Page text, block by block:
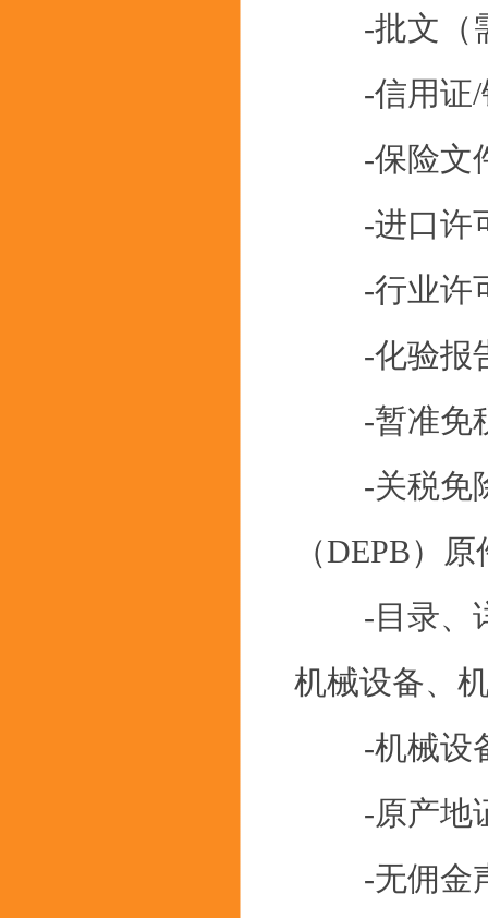
-批文（
-信用证/
-保险文
-进口许
-行业许可
-化验报告
-暂准免
-关税免除
（DEPB）原
-目录、详
机械设备、
-机械设备
-原产地证
-无佣金